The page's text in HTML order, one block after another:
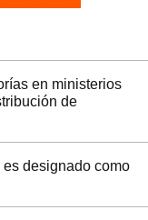
en ministerios
de
designado como